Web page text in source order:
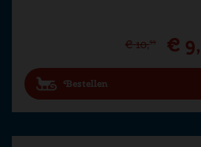
€ 10,99 € 9,
Bestellen